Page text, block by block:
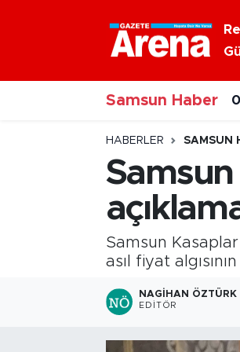
Samsun Haber
HABERLER SAMSUN
Samsun
Samsun Kasaplar
asıl fiyat
NAGIHAN ÖZTÜRK
EDITÖR
Nöbetçi Eczaneler
Hava Durumu
Samsun Namaz Vakitleri
Trafik Durumu
Süper Lig Puan Durumu ve
Tüm Manşetler
Son Dakika Haberleri
Haber Arşivi